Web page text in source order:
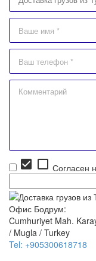
check_box check_box_outline_blank Согласен
Офис Бодрум:
Cumhuriyet Mah.
/ Mugla / Turkey
Tel: +905300618718